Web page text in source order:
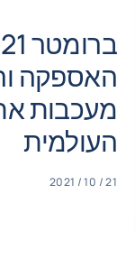
האספקה
מעכבות
העולמית
21 / 10 / 2021